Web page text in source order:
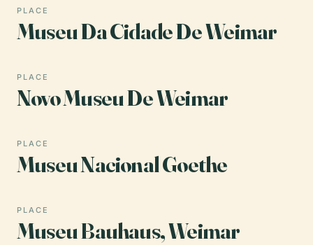
PLACE
Museu Da Cidade De Weimar
PLACE
Novo Museu De Weimar
PLACE
Museu Nacional Goethe
PLACE
Museu Bauhaus, Weimar